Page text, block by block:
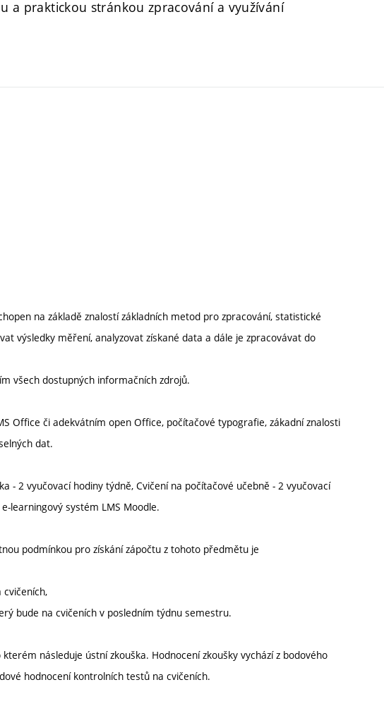
a praktickou stránkou zpracování a využívání
na základě znalostí základních metod pro zpracování, statistické
výsledky měření, analyzovat získané data a dále je zpracovávat do
všech dostupných informačních zdrojů.
Office či adekvátním open Office, počítačové typografie, zákadní znalosti
dat.
- 2 vyučovací hodiny týdně, Cvičení na počítačové učebně - 2 vyučovací
learningový systém LMS Moodle.
podmínkou pro získání zápočtu z tohoto předmětu je
bude na cvičeních v posledním týdnu semestru.
následuje ústní zkouška. Hodnocení zkoušky vychází z bodového
hodnocení kontrolních testů na cvičeních.